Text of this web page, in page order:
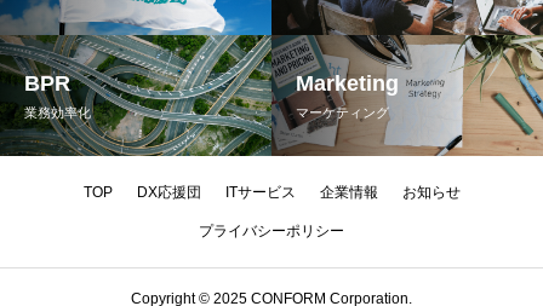
BPR
業務効率化
Marketing
マーケティング
TOP DX応援団 ITサービス 企業情報 お知らせ
プライバシーポリシー
Copyright © 2025 CONFORM Corporation.